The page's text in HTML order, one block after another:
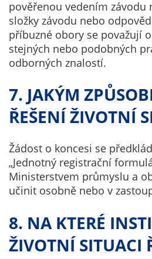
pověřenou vedením závodu
složky závodu nebo
příbuzné obory se považují
stejných nebo podobných
odborných znalostí.
7. JAKÝM
ŘEŠENÍ ŽIVOTNÍ
Žádost o koncesi se
„Jednotný registrační
Ministerstvem průmyslu a
učinit osobně nebo v
8. NA KTERÉ
ŽIVOTNÍ SITUACI